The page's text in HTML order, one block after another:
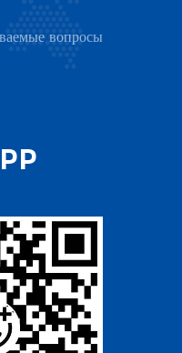
вопросы